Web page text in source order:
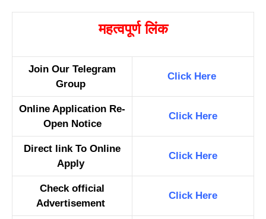
महत्वपूर्ण लिंक
Join Our Telegram
Group
Click Here
Online Application Re-
Open Notice
Click Here
Direct link To Online
Apply
Click Here
Check official
Advertisement
Click Here